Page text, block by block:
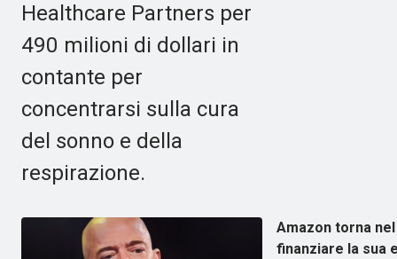
Healthcare Partners per
490 milioni di dollari in
contante per
concentrarsi sulla cura
del sonno e della
respirazione.
Amazon torna
finanziare la sua